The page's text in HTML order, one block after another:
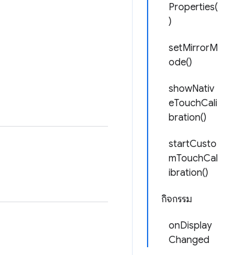
Properties(
)
setMirrorM
ode()
showNativ
eTouchCali
bration()
startCusto
mTouchCal
ibration()
กิจกรรม
onDisplay
Changed